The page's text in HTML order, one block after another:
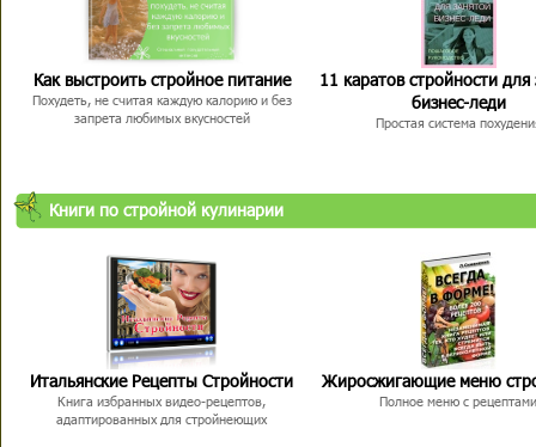
Как выстроить стройное питание
Похудеть, не считая каждую калорию и без
запрета любимых вкусностей
11 каратов стройности для
бизнес-леди
Простая система
Книги по стройной кулинарии
Итальянские Рецепты Стройности
Книга избранных видео-рецептов,
адаптированных для стройнеющих
Жиросжигающие меню
Полное меню с рецептами